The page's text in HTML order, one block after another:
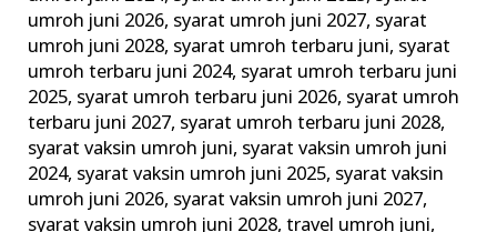
umroh juni 2026, syarat umroh juni 2027, syarat
umroh juni 2028, syarat umroh terbaru juni, syarat
umroh terbaru juni 2024, syarat umroh terbaru juni
2025, syarat umroh terbaru juni 2026, syarat umroh
terbaru juni 2027, syarat umroh terbaru juni 2028,
syarat vaksin umroh juni, syarat vaksin umroh juni
2024, syarat vaksin umroh juni 2025, syarat vaksin
umroh juni 2026, syarat vaksin umroh juni 2027,
syarat vaksin umroh juni 2028,travel umroh juni,